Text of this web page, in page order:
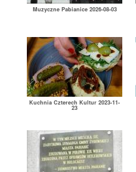
Muzyczne Pabianice 2026-08-03
Kuchnia Czterech Kultur 2023-11-
23